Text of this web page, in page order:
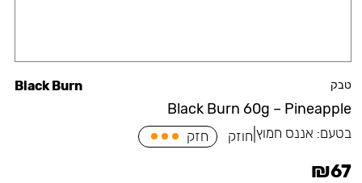
טבק
Black Burn 60g – Pineapple
Black Burn
בטעם: אננס חמוץ חוזק חזק
₪67